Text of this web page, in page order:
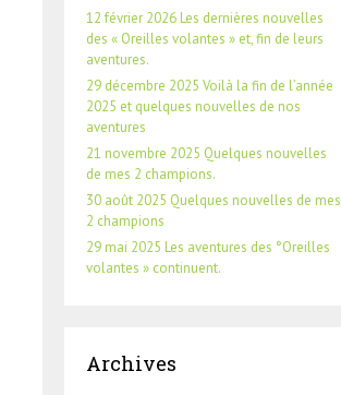
12 février 2026 Les dernières nouvelles
des « Oreilles volantes » et, fin de leurs
aventures.
29 décembre 2025 Voilà la fin de l’année
2025 et quelques nouvelles de nos
aventures
21 novembre 2025 Quelques nouvelles
de mes 2 champions.
30 août 2025 Quelques nouvelles de mes
2 champions
29 mai 2025 Les aventures des °Oreilles
volantes » continuent.
Archives